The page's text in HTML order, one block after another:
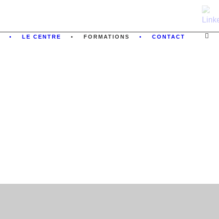
LE CENTRE FORMATIONS CONTACT